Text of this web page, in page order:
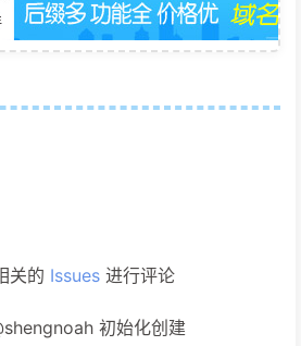
关的 Issues 进行评论
初始化创建